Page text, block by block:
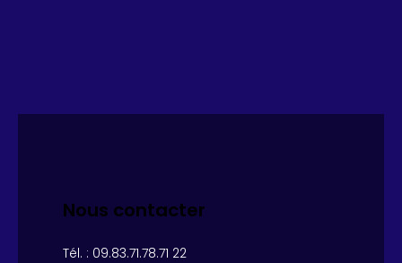
— À propos
Nous contacter
Tél. : 09.83.71.78.71 22